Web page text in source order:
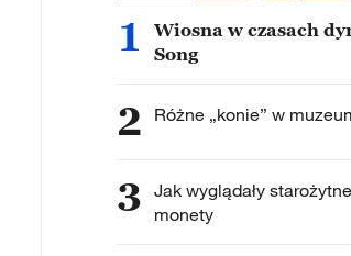
1
Wiosna w czasach
Song
2 Różne „konie” w
3 Jak wyglądały
monety